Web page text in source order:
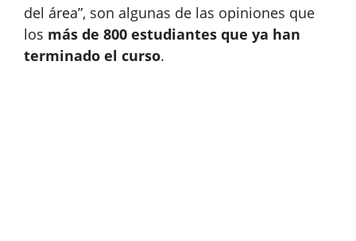
del área”, son algunas de las opiniones que
los más de 800 estudiantes que ya han
terminado el curso.